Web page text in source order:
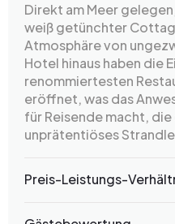
Direkt am Meer
weiß getünchter
Atmosphäre von
Hotel hinaus haben die
renommiertesten
eröffnet, was das
für Reisende macht,
unprätentiöses
Preis-Leistungs-